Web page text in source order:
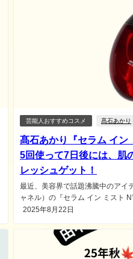
芸能人おすすめコスメ 髙石あかり
髙石あかり『セラム イン
5回使って7日後には、肌
レッシュゲット！
最近、美容界で話題沸騰中のアイ
ャネル）の『セラム イン ミスト
2025年8月22日